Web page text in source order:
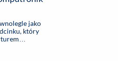
jako
który